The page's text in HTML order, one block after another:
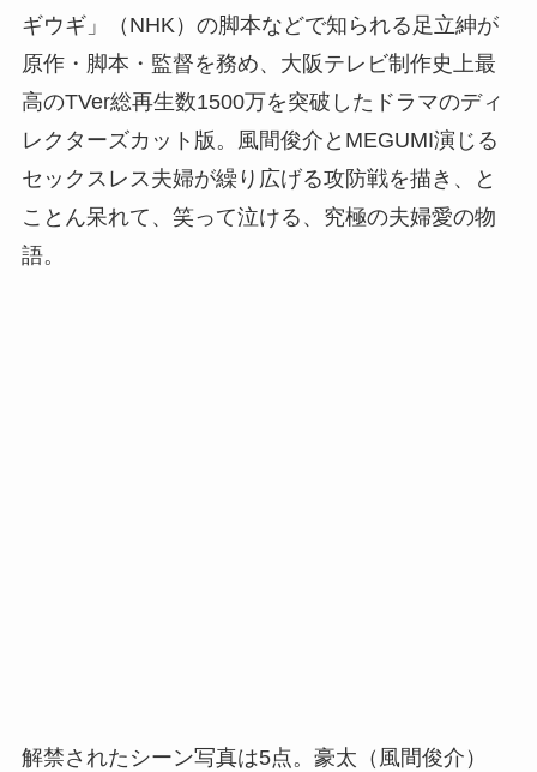
ギウギ」（NHK）の脚本などで知られる足立紳が
原作・脚本・監督を務め、大阪テレビ制作史上最
高のTVer総再生数1500万を突破したドラマのディ
レクターズカット版。風間俊介とMEGUMI演じる
セックスレス夫婦が繰り広げる攻防戦を描き、と
ことん呆れて、笑って泣ける、究極の夫婦愛の物
語。
解禁されたシーン写真は5点。豪太（風間俊介）